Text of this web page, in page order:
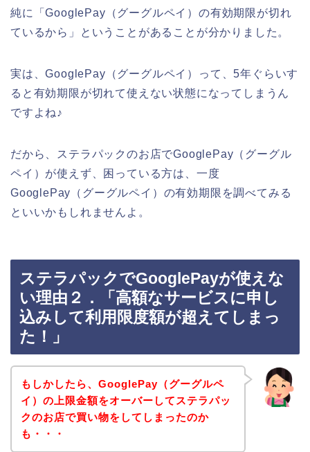
純に「GooglePay（グーグルペイ）の有効期限が切れ
ているから」ということがあることが分かりました。
実は、GooglePay（グーグルペイ）って、5年ぐらいす
ると有効期限が切れて使えない状態になってしまうん
ですよね♪
だから、ステラパックのお店でGooglePay（グーグル
ペイ）が使えず、困っている方は、一度
GooglePay（グーグルペイ）の有効期限を調べてみる
といいかもしれませんよ。
ステラパックでGooglePayが使えな
い理由２．「高額なサービスに申し
込みして利用限度額が超えてしまっ
た！」
もしかしたら、GooglePay（グーグルペ
イ）の上限金額をオーバーしてステラパッ
クのお店で買い物をしてしまったのか
も・・・